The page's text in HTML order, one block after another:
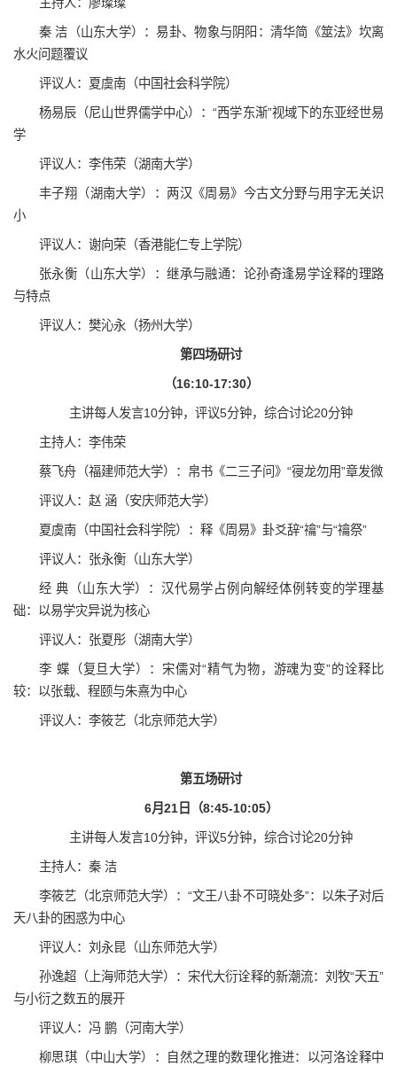
秦 洁（山东大学）：易卦、物象与阴阳：清华简《筮法》坎离
水火问题覆议
评议人：夏虞南（中国社会科学院）
杨易辰（尼山世界儒学中心）：“西学东渐”视域下的东亚经世易
学
评议人：李伟荣（湖南大学）
丰子翔（湖南大学）：两汉《周易》今古文分野与用字无关识
小
评议人：谢向荣（香港能仁专上学院）
张永衡（山东大学）：继承与融通：论孙奇逢易学诠释的理路
与特点
评议人：樊沁永（扬州大学）
第四场研讨
（16:10-17:30）
主讲每人发言10分钟，评议5分钟，综合讨论20分钟
主持人：李伟荣
蔡飞舟（福建师范大学）：帛书《二三子问》“寑龙勿用”章发微
评议人：赵 涵（安庆师范大学）
夏虞南（中国社会科学院）：释《周易》卦爻辞“禴”与“禴祭”
评议人：张永衡（山东大学）
经 典（山东大学）：汉代易学占例向解经体例转变的学理基
础：以易学灾异说为核心
评议人：张夏彤（湖南大学）
李 蝶（复旦大学）：宋儒对“精气为物，游魂为变”的诠释比
较：以张载、程颐与朱熹为中心
评议人：李筱艺（北京师范大学）
第五场研讨
6月21日 （8:45-10:05）
主讲每人发言10分钟，评议5分钟，综合讨论20分钟
主持人：秦 洁
李筱艺（北京师范大学）：“文王八卦不可晓处多”：以朱子对后
天八卦的困惑为中心
评议人：刘永昆（山东师范大学）
孙逸超（上海师范大学）：宋代大衍诠释的新潮流：刘牧“天五”
与小衍之数五的展开
评议人：冯 鹏（河南大学）
柳思琪（中山大学）：自然之理的数理化推进：以河洛诠释中